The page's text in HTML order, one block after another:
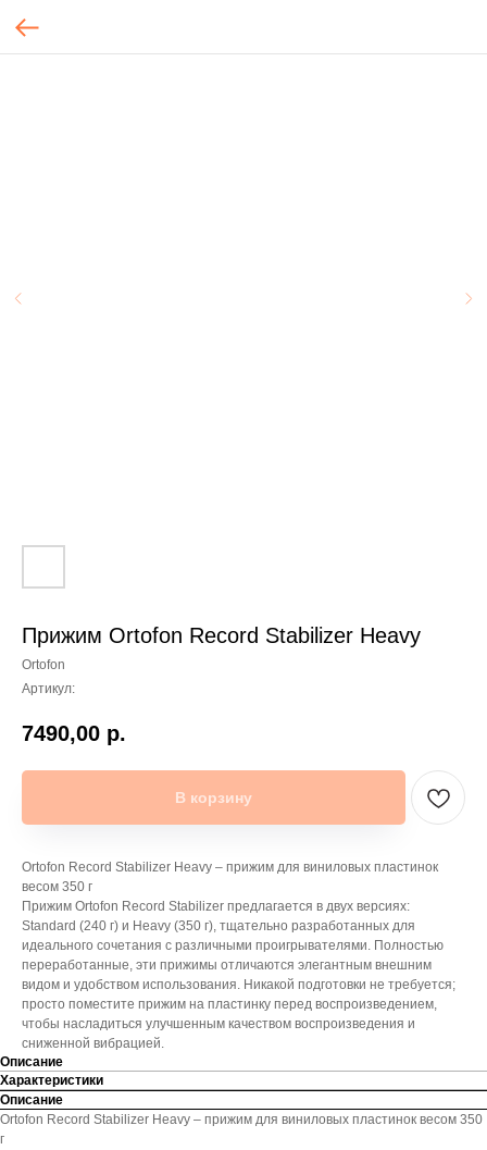
Прижим Ortofon Record Stabilizer Heavy
Ortofon
Артикул:
7490,00 р.
В корзину
Ortofon Record Stabilizer Heavy – прижим для виниловых пластинок
весом 350 г
Прижим Ortofon Record Stabilizer предлагается в двух версиях:
Standard (240 г) и Heavy (350 г), тщательно разработанных для
идеального сочетания с различными проигрывателями. Полностью
переработанные, эти прижимы отличаются элегантным внешним
видом и удобством использования. Никакой подготовки не требуется;
просто поместите прижим на пластинку перед воспроизведением,
чтобы насладиться улучшенным качеством воспроизведения и
сниженной вибрацией.
Описание
Характеристики
Описание
Ortofon Record Stabilizer Heavy – прижим для виниловых пластинок весом 350
г